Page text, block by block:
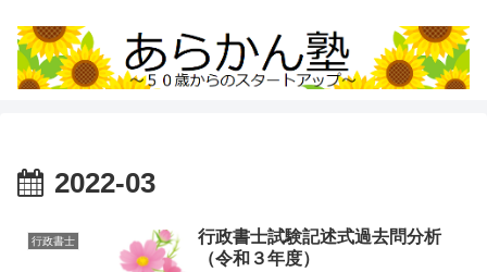
2022-03
行政書士
行政書士試験記述式過去問分析
（令和３年度）